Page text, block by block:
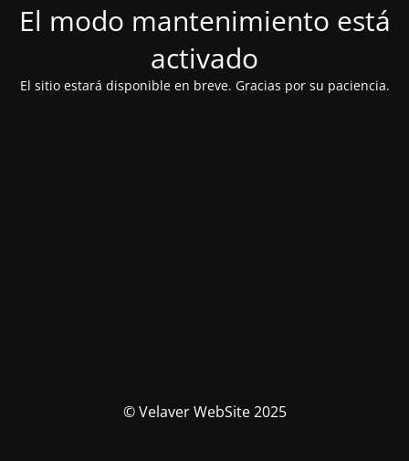
El modo mantenimiento está
activado
El sitio estará disponible en breve. Gracias por su paciencia.
© Velaver WebSite 2025